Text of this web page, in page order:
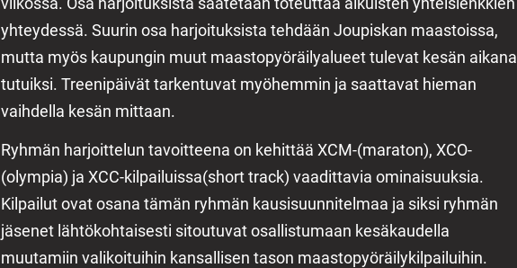
yhteydessä. Suurin osa harjoituksista tehdään Joupiskan maastoissa,
mutta myös kaupungin muut maastopyöräilyalueet tulevat kesän aikana
tutuiksi. Treenipäivät tarkentuvat myöhemmin ja saattavat hieman
vaihdella kesän mittaan.
Ryhmän harjoittelun tavoitteena on kehittää XCM-(maraton), XCO-
(olympia) ja XCC-kilpailuissa(short track) vaadittavia ominaisuuksia.
Kilpailut ovat osana tämän ryhmän kausisuunnitelmaa ja siksi ryhmän
jäsenet lähtökohtaisesti sitoutuvat osallistumaan kesäkaudella
muutamiin valikoituihin kansallisen tason maastopyöräilykilpailuihin.